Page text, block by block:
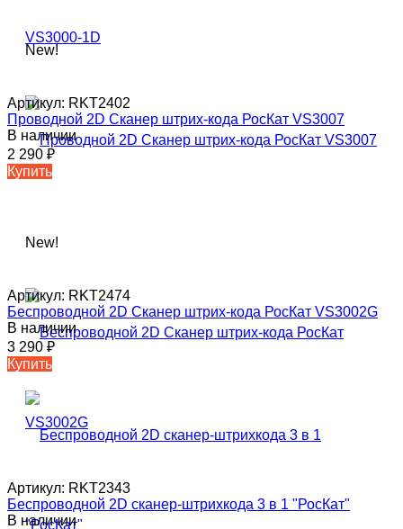
New!
Артикул: RKT2402
Проводной 2D Сканер штрих-кода РосКат VS3007
В наличии
2 290 ₽
Купить
New!
Артикул: RKT2474
Беспроводной 2D Сканер штрих-кода РосКат VS3002G
В наличии
3 290 ₽
Купить
Артикул: RKT2343
Беспроводной 2D сканер-штрихкода 3 в 1 "РосКат"
В наличии